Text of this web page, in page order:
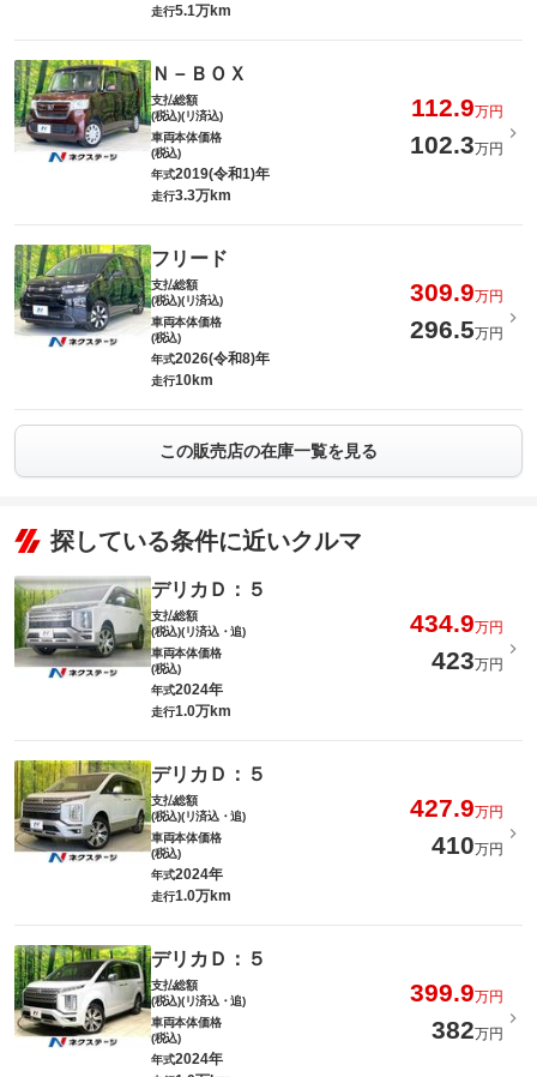
走行5.1万km
Ｎ－ＢＯＸ
支払総額
(税込)(リ済込)
112.9万円
車両本体価格
(税込)
102.3万円
年式2019(令和1)年
走行3.3万km
フリード
支払総額
(税込)(リ済込)
309.9万円
車両本体価格
(税込)
296.5万円
年式2026(令和8)年
走行10km
この販売店の在庫一覧を見る
探している条件に近いクルマ
デリカＤ：５
支払総額
(税込)(リ済込・追)
434.9万円
車両本体価格
(税込)
423万円
年式2024年
走行1.0万km
デリカＤ：５
支払総額
(税込)(リ済込・追)
427.9万円
車両本体価格
(税込)
410万円
年式2024年
走行1.0万km
デリカＤ：５
支払総額
(税込)(リ済込・追)
399.9万円
車両本体価格
(税込)
382万円
年式2024年